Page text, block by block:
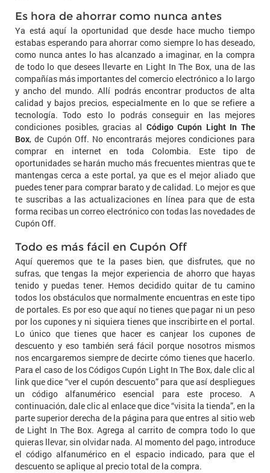
Es hora de ahorrar como nunca antes
Ya está aquí la oportunidad que desde hace mucho tiempo
estabas esperando para ahorrar como siempre lo has deseado,
como nunca antes lo has alcanzado a imaginar, en la compra
de todo lo que desees llevarte en Light In The Box, una de las
compañías más importantes del comercio electrónico a lo largo
y ancho del mundo. Allí podrás encontrar productos de alta
calidad y bajos precios, especialmente en lo que se refiere a
tecnología. Todo esto lo podrás conseguir en las mejores
condiciones posibles, gracias al Código Cupón Light In The
Box, de Cupón Off. No encontrarás mejores condiciones para
comprar en internet en toda Colombia. Este tipo de
oportunidades se harán mucho más frecuentes mientras que te
mantengas cerca a este portal, ya que es el mejor aliado que
puedes tener para comprar barato y de calidad. Lo mejor es que
te suscribas a las actualizaciones en línea para que de esta
forma recibas un correo electrónico con todas las novedades de
Cupón Off.
Todo es más fácil en Cupón Off
Aquí queremos que te la pases bien, que disfrutes, que no
sufras, que tengas la mejor experiencia de ahorro que hayas
tenido y puedas tener. Hemos decidido quitar de tu camino
todos los obstáculos que normalmente encuentras en este tipo
de portales. Es por eso que aquí no tienes que pagar ni un peso
por los cupones y ni siquiera tienes que inscribirte en el portal.
Lo único que tienes que hacer es canjear los cupones de
descuento y eso también será fácil porque nosotros mismos
nos encargaremos siempre de decirte cómo tienes que hacerlo.
Para el caso de los Códigos Cupón Light In The Box, dale clic al
link que dice “ver el cupón descuento” para que así despliegues
un código alfanumérico esencial para este proceso. A
continuación, dale clic al enlace que dice “visita la tienda”, en la
parte superior derecha de la página para que entres al sitio web
de Light In The Box. Agrega al carrito de compra todo lo que
quieras llevar, sin olvidar nada. Al momento del pago, introduce
el código alfanumérico en el espacio indicado, para que el
descuento se aplique al precio total de la compra.